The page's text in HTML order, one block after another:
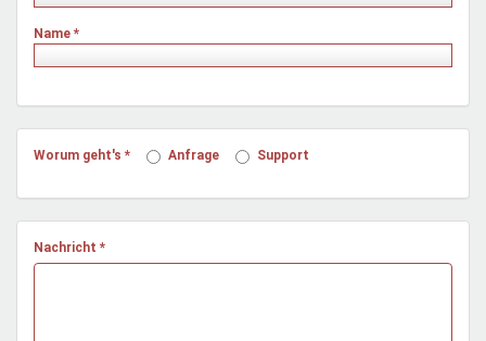
Mentoren & Projekte
Demokratie & Beteiligung
Name *
Worum geht's * Anfrage Support
Nachricht *